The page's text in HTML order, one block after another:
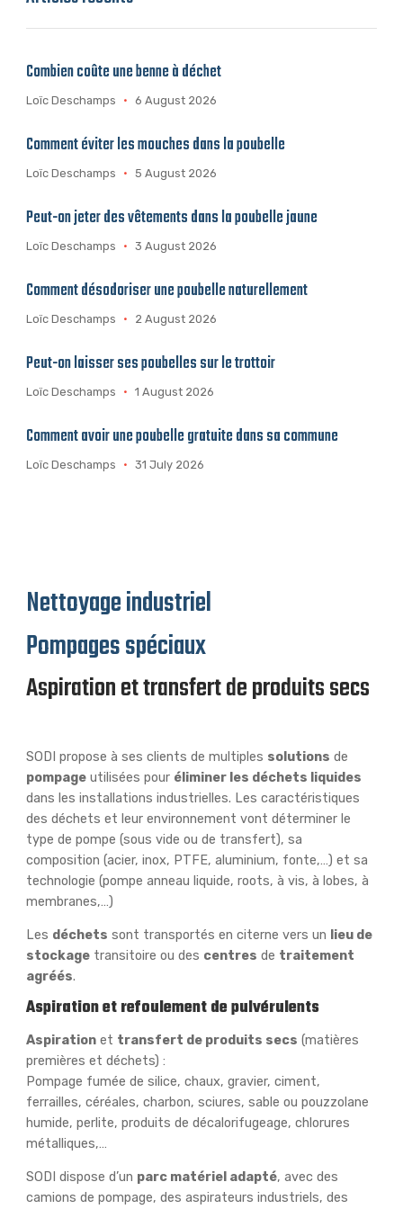
Combien coûte une benne à déchet
Loïc Deschamps 6 August 2026
Comment éviter les mouches dans la poubelle
Loïc Deschamps 5 August 2026
Peut-on jeter des vêtements dans la poubelle jaune
Loïc Deschamps 3 August 2026
Comment désodoriser une poubelle naturellement
Loïc Deschamps 2 August 2026
Peut-on laisser ses poubelles sur le trottoir
Loïc Deschamps 1 August 2026
Comment avoir une poubelle gratuite dans sa commune
Loïc Deschamps 31 July 2026
Nettoyage industriel
Pompages spéciaux
Aspiration et transfert de produits secs
SODI propose à ses clients de multiples solutions de
pompageutilisées pour éliminer les déchets liquides
dans les installations industrielles. Les caractéristiques
des déchets et leur environnement vont déterminer le
type de pompe (sous vide ou de transfert), sa
composition (acier, inox, PTFE, aluminium, fonte,…) et sa
technologie (pompe anneau liquide, roots, à vis, à lobes, à
membranes,…)
Les déchets sont transportés en citerne vers un lieu de
stockagetransitoire ou des centres de traitement
agréés.
Aspiration et refoulement de pulvérulents
Aspirationet transfert de produits secs (matières
premières et déchets) :
Pompage fumée de silice, chaux, gravier, ciment,
ferrailles, céréales, charbon, sciures, sable ou pouzzolane
humide, perlite, produits de décalorifugeage, chlorures
métalliques,…
SODI dispose d’un parc matériel adapté, avec des
camions de pompage, des aspirateurs industriels, des